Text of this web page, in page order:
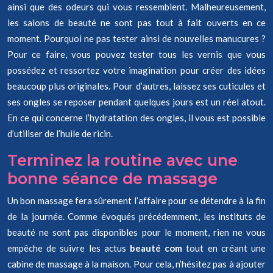
ainsi que des odeurs qui vous ressemblent. Malheureusement,
les salons de beauté ne sont pas tout à fait ouverts en ce
moment. Pourquoi ne pas tester ainsi de nouvelles manucures ?
Pour ce faire, vous pouvez tester tous les vernis que vous
possédez et ressortez votre imagination pour créer des idées
beaucoup plus originales. Pour d’autres, laissez ses cuticules et
ses ongles se reposer pendant quelques jours est un réel atout.
En ce qui concerne l’hydratation des ongles, il vous est possible
d’utiliser de l’huile de ricin.
Terminez la routine avec une
bonne séance de massage
Un bon massage fera sûrement l’affaire pour se détendre à la fin
de la journée. Comme évoqués précédemment, les instituts de
beauté ne sont pas disponibles pour le moment, rien ne vous
empêche de suivre les actus beauté com tout en créant une
cabine de massage à la maison. Pour cela, n’hésitez pas à ajouter